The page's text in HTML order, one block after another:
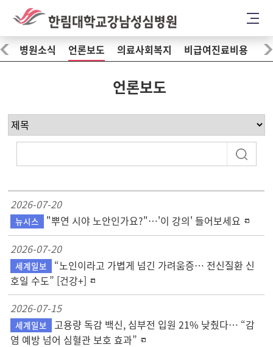
병원소식 언론보도 의료사회복지 비급여진료비용
언론보도
2026-07-20
뉴시스 "뿌연 시야 노안인가요?"…'이 강의' 들어보세요
2026-07-20
세계일보
“노인이라고 가볍게 넘긴 가려움증… 전신질환 신
호일 수도” [건강+]
2026-07-15
세계일보
고용량 독감 백신, 심부전 입원 21% 낮췄다… “감
염 예방 넘어 심혈관 보호 효과”